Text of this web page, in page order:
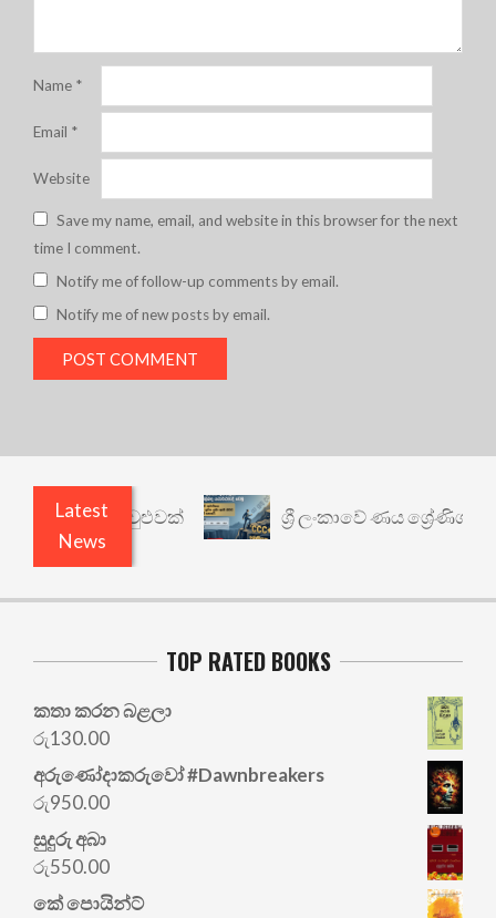
Name *
Email *
Website
Save my name, email, and website in this browser for the next
time I comment.
Notify me of follow-up comments by email.
Notify me of new posts by email.
Latest
News
කවුළුවක් ශ්‍රී ලංකාවේ ණය ශ්‍රේණිගත කිරීම:
TOP RATED BOOKS
කතා කරන බළලා
රු130.00
අරු‍ණෝදාකරුවෝ #Dawnbreakers
රු950.00
සුදුරු අබා
රු550.00
කේ පොයින්ට්